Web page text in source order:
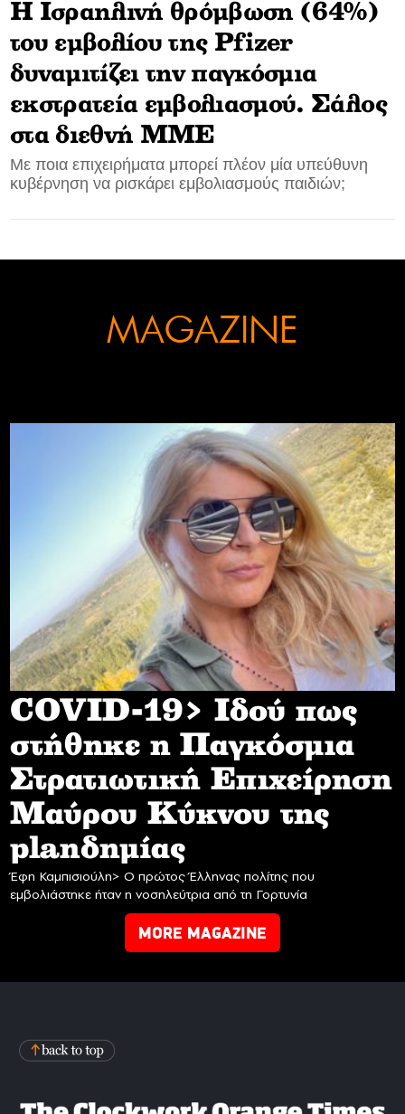
CONTACT
ADVERTISE
Η Ισραηλινή θρόμβωση (64%)
του εμβολίου της Pfizer
δυναμιτίζει την παγκόσμια
εκστρατεία εμβολιασμού. Σάλος
στα διεθνή ΜΜΕ
Με ποια επιχειρήματα μπορεί πλέον μία υπεύθυνη
κυβέρνηση να ρισκάρει εμβολιασμούς παιδιών;
MAGAZINE
COVID-19> Iδού πως
στήθηκε η Παγκόσμια
Στρατιωτική Επιχείρηση
Mαύρου Κύκνου της
planδημίας
Έφη Καμπισιούλη> Ο πρώτος Έλληνας πολίτης που
εμβολιάστηκε ήταν η νοσηλεύτρια από τη Γορτυνία
MORE MAGAZINE